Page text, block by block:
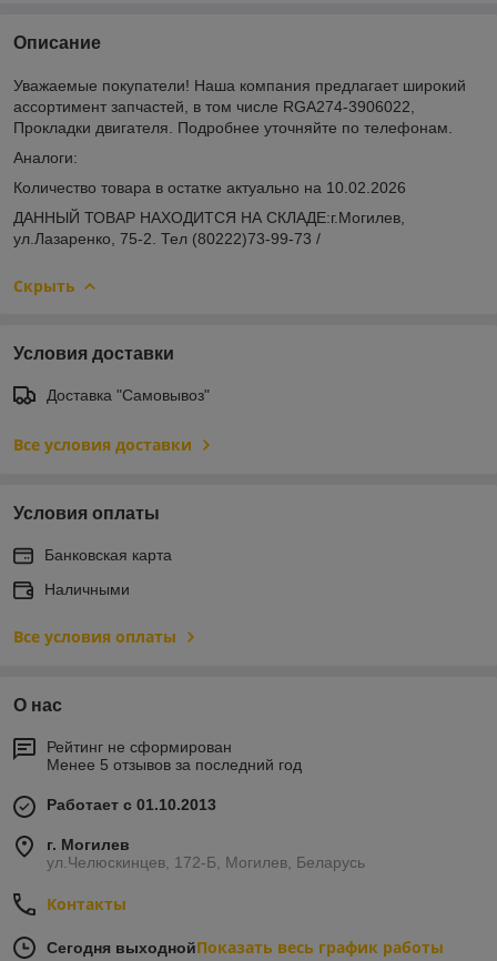
Описание
Уважаемые покупатели! Наша компания предлагает широкий
ассортимент запчастей, в том числе RGA274-3906022,
Прокладки двигателя. Подробнее уточняйте по телефонам.
Аналоги:
Количество товара в остатке актуально на 10.02.2026
ДАННЫЙ ТОВАР НАХОДИТСЯ НА СКЛАДE:г.Могилев,
ул.Лазаренко, 75-2. Тел (80222)73-99-73 /
Скрыть
Условия доставки
Доставка "Самовывоз"
Все условия доставки
Условия оплаты
Банковская карта
Наличными
Все условия оплаты
О нас
Рейтинг не сформирован
Менее 5 отзывов за последний год
Работает с 01.10.2013
г. Могилев
ул.Челюскинцев, 172-Б, Могилев, Беларусь
Контакты
Сегодня выходнойПоказать весь график работы